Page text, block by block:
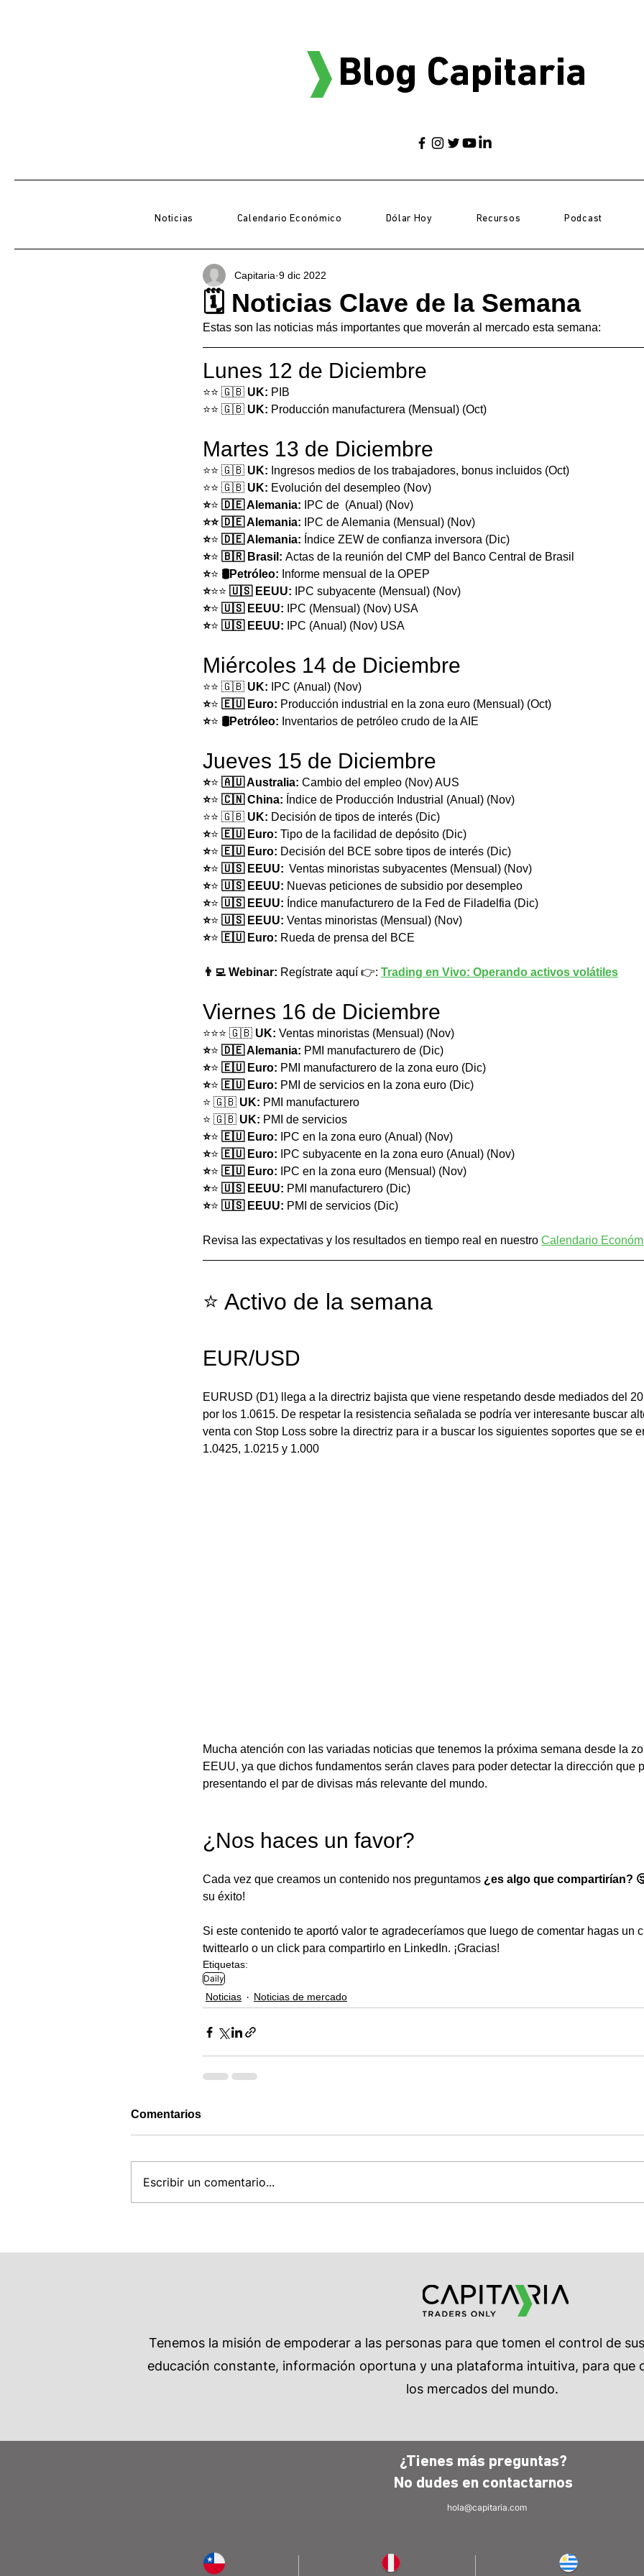
Blog Capitaria
Noticias Calendario Económico Dólar Hoy Recursos Podcast
🗓 Noticias Clave de la Semana
Capitaria 9 dic 2022
Estas son las noticias más importantes que moverán al mercado esta semana:
Lunes 12 de Diciembre
⭐️⭐️ 🇬🇧 UK: PIB
⭐️⭐️ 🇬🇧 UK: Producción manufacturera (Mensual) (Oct)
Martes 13 de Diciembre
⭐️⭐️ 🇬🇧 UK: Ingresos medios de los trabajadores, bonus incluidos (Oct)
⭐️⭐️ 🇬🇧 UK: Evolución del desempleo (Nov)
⭐️⭐️ 🇩🇪 Alemania: IPC de  (Anual) (Nov)
⭐️⭐️ 🇩🇪 Alemania:
IPC de Alemania (Mensual) (Nov)
⭐️⭐️ 🇩🇪 Alemania: Índice ZEW de confianza inversora (Dic)
⭐️⭐️ 🇧🇷 Brasil: Actas de la reunión del CMP del Banco Central de Brasil
⭐️⭐️ 🛢Petróleo: Informe mensual de la OPEP
⭐️⭐️⭐️ 🇺🇸 EEUU:
IPC subyacente (Mensual) (Nov)
⭐️⭐️ 🇺🇸 EEUU:
IPC (Mensual) (Nov) USA
⭐️⭐️ 🇺🇸 EEUU: IPC (Anual) (Nov) USA
Miércoles 14 de Diciembre
⭐️⭐️ 🇬🇧 UK:
IPC (Anual) (Nov)
⭐️⭐️ 🇪🇺 Euro: Producción industrial en la zona euro (Mensual) (Oct)
⭐️⭐️ 🛢Petróleo: Inventarios de petróleo crudo de la AIE
Jueves 15 de Diciembre
⭐️⭐️ 🇦🇺 Australia: Cambio del empleo (Nov) AUS
⭐️⭐️ 🇨🇳 China: Índice de Producción Industrial (Anual) (Nov)
⭐️⭐️ 🇬🇧 UK: Decisión de tipos de interés (Dic)
⭐️⭐️ 🇪🇺 Euro: Tipo de la facilidad de depósito (Dic)
⭐️⭐️ 🇪🇺 Euro: Decisión del BCE sobre tipos de interés (Dic)
⭐️⭐️ 🇺🇸 EEUU:
	Ventas minoristas subyacentes (Mensual) (Nov)
⭐️⭐️ 🇺🇸 EEUU: Nuevas peticiones de subsidio por desempleo
⭐️⭐️ 🇺🇸 EEUU: Índice manufacturero de la Fed de Filadelfia (Dic)
⭐️⭐️ 🇺🇸 EEUU: Ventas minoristas (Mensual) (Nov)
⭐️⭐️ 🇪🇺 Euro: Rueda de prensa del BCE
👨‍💻 Webinar: Regístrate aquí 👉: Trading en Vivo: Operando activos volátiles
Viernes 16 de Diciembre
⭐️⭐️⭐️ 🇬🇧 UK: Ventas minoristas (Mensual) (Nov)
⭐️⭐️ 🇩🇪 Alemania: PMI manufacturero de (Dic)
⭐️⭐️ 🇪🇺 Euro: PMI manufacturero de la zona euro (Dic)
⭐️⭐️ 🇪🇺 Euro: PMI de servicios en la zona euro (Dic)
⭐️ 🇬🇧 UK: PMI manufacturero
⭐️ 🇬🇧 UK: PMI de servicios
⭐️⭐️ 🇪🇺 Euro:
IPC en la zona euro (Anual) (Nov)
⭐️⭐️ 🇪🇺 Euro:
IPC subyacente en la zona euro (Anual) (Nov)
⭐️⭐️ 🇪🇺 Euro:
IPC en la zona euro (Mensual) (Nov)
⭐️⭐️ 🇺🇸 EEUU: PMI manufacturero (Dic)
⭐️⭐️ 🇺🇸 EEUU: PMI de servicios (Dic)
Revisa las expectativas y los resultados en tiempo real en nuestro Calendario
⭐ Activo de la semana
EUR/USD
EURUSD (D1) llega a la directriz bajista que viene respetando desde mediados del
por los 1.0615. De respetar la resistencia señalada se podría ver interesante buscar
venta con Stop Loss sobre la directriz para ir a buscar los siguientes soportes que se
1.0425, 1.0215 y 1.000
Mucha atención con las variadas noticias que tenemos la próxima semana desde la
EEUU, ya que dichos fundamentos serán claves para poder detectar la dirección que
presentando el par de divisas más relevante del mundo.
¿Nos haces un favor?
Cada vez que creamos un contenido nos preguntamos ¿es algo que compartirían?
su éxito!
Si este contenido te aportó valor te agradeceríamos que luego de comentar hagas un
twittearlo o un click para compartirlo en LinkedIn. ¡Gracias!
Etiquetas:
Daily
Noticias Noticias de mercado
Comentarios
Escribir un comentario...
Tenemos la misión de empoderar a las personas para que tomen el control de
educación constante, información oportuna y una plataforma intuitiva, para que
los mercados del mundo.
¿Tienes más preguntas?
No dudes en contactarnos
hola@capitaria.com